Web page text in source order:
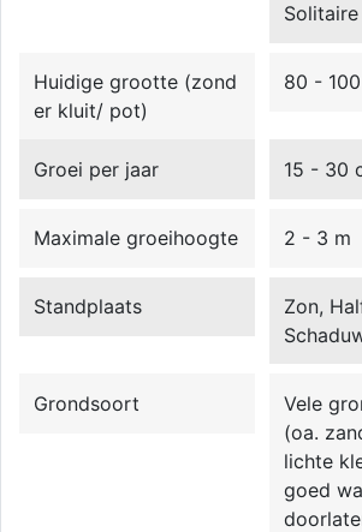
Huidige grootte (zond
er kluit/ pot)
80 -
Groei per jaar 15 - 30
Maximale groeihoogte 2 - 3 m
Standplaats
Zon,
Grondsoort
Vele
(oa.
lichte
goed